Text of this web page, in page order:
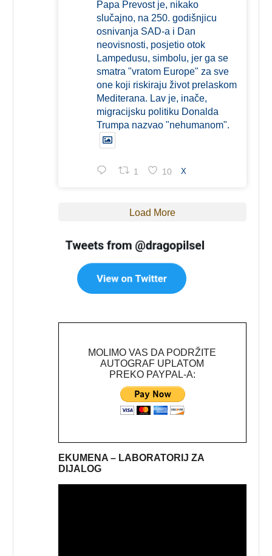
Papa Prevost je, nikako
slučajno, na 250. godišnjicu
osnivanja SAD-a i Dan
neovisnosti, posjetio otok
Lampedusu, simbolu, jer ga se
smatra "vratom Europe" za sve
one koji riskiraju život prelaskom
Mediterana. Lav je, inače,
migracijsku politiku Donalda
Trumpa nazvao "nehumanom".
1 10 X
Load More
MOLIMO VAS DA PODRŽITE
AUTOGRAF UPLATOM
PREKO PAYPAL-A:
EKUMENA – LABORATORIJ ZA
DIJALOG